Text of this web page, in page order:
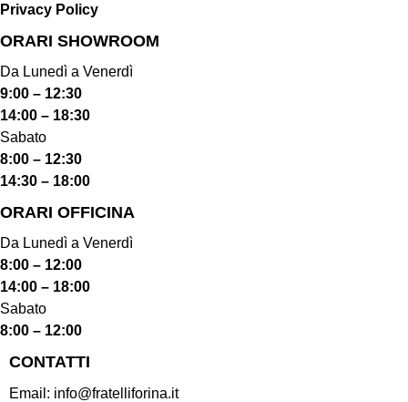
Privacy Policy
ORARI SHOWROOM​
Da Lunedì a Venerdì
9:00 – 12:30
14:00 – 18:30
Sabato
8:00 – 12:30
14:30 – 18:00
ORARI OFFICINA
Da Lunedì a Venerdì
8:00 – 12:00
14:00 – 18:00
Sabato
8:00 – 12:00
CONTATTI
Email: info@fratelliforina.it